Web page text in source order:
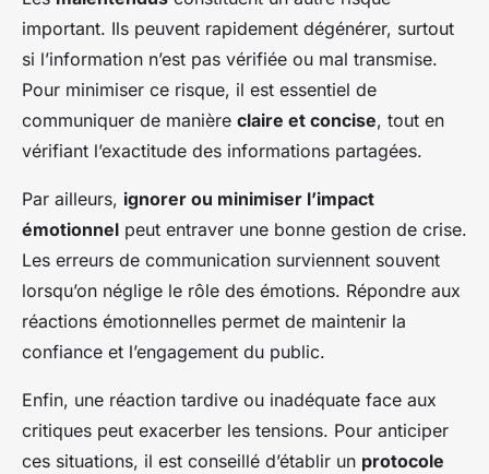
important. Ils peuvent rapidement dégénérer, surtout
si l’information n’est pas vérifiée ou mal transmise.
Pour minimiser ce risque, il est essentiel de
communiquer de manière claire et concise, tout en
vérifiant l’exactitude des informations partagées.
Par ailleurs, ignorer ou minimiser l’impact
émotionnel peut entraver une bonne gestion de crise.
Les erreurs de communication surviennent souvent
lorsqu’on néglige le rôle des émotions. Répondre aux
réactions émotionnelles permet de maintenir la
confiance et l’engagement du public.
Enfin, une réaction tardive ou inadéquate face aux
critiques peut exacerber les tensions. Pour anticiper
ces situations, il est conseillé d’établir un protocole